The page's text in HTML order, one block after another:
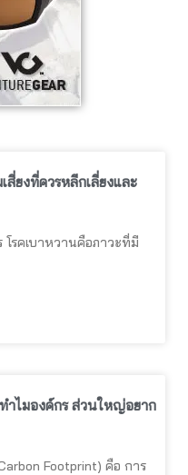
สี่ยงที่ควรหลีกเลี่ยงและ
โรคเบาหวานคือภาวะที่มี
ทำไมองค์กร ส่วนใหญ่อยาก
Footprint) คือ การ